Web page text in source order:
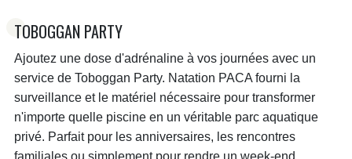
TOBOGGAN PARTY
Ajoutez une dose d'adrénaline à vos journées avec un
service de Toboggan Party. Natation PACA fourni la
surveillance et le matériel nécessaire pour transformer
n'importe quelle piscine en un véritable parc aquatique
privé. Parfait pour les anniversaires, les rencontres
familiales ou simplement pour rendre un week-end